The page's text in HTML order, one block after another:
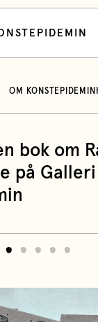
OM KONSTEPIDEMIN
bok om
på Galleri